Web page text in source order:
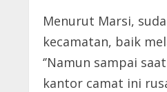
Menurut Marsi,
kecamatan, baik
‘’Namun sampai
kantor camat ini